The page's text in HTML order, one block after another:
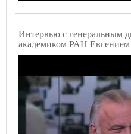
Интервью с генеральным
академиком РАН